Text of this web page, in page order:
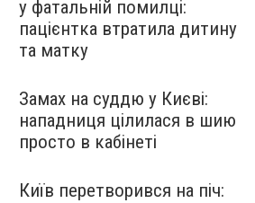
у фатальній помилці:
пацієнтка втратила дитину
та матку
Замах на суддю у Києві:
нападниця цілилася в шию
просто в кабінеті
Київ перетворився на піч: